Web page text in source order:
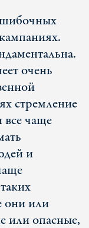
очень
стремление
все чаще
и
они или
или опасные,